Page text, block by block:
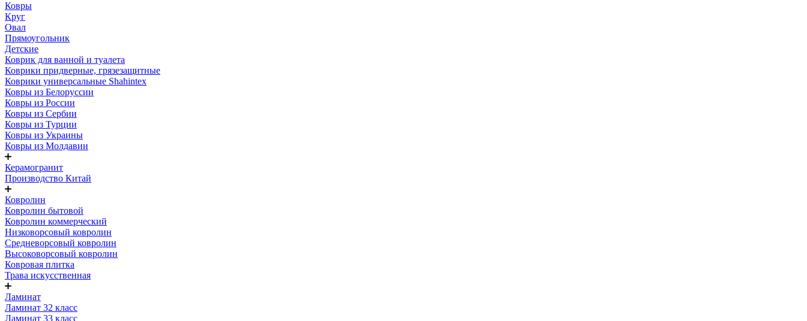
Ковры
Круг
Овал
Прямоугольник
Детские
Коврик для ванной и туалета
Коврики придверные, грязезащитные
Коврики универсальные Shahintex
Ковры из Белоруссии
Ковры из России
Ковры из Сербии
Ковры из Турции
Ковры из Украины
Ковры из Молдавии
Керамогранит
Производство Китай
Ковролин
Ковролин бытовой
Ковролин коммерческий
Низковорсовый ковролин
Средневорсовый ковролин
Высоковорсовый ковролин
Ковровая плитка
Трава искусственная
Ламинат
Ламинат 32 класс
Ламинат 33 класс